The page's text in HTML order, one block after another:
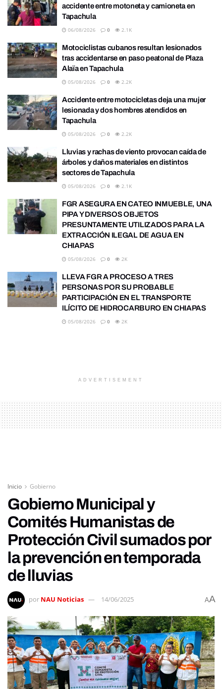
accidente entre motoneta y camioneta en
Tapachula
06/08/2026 0 2.1K
Motociclistas cubanos resultan lesionados
tras accidentarse en paso peatonal de Plaza
Alaïa en Tapachula
05/08/2026 0 2.2K
Accidente entre motocicletas deja una mujer
lesionada y dos hombres atendidos en
Tapachula
05/08/2026 0 2.2K
Lluvias y rachas de viento provocan caída de
árboles y daños materiales en distintos
sectores de Tapachula
05/08/2026 0 2.1K
FGR ASEGURA EN CATEO INMUEBLE, UNA
PIPA Y DIVERSOS OBJETOS
PRESUNTAMENTE UTILIZADOS PARA LA
EXTRACCIÓN ILEGAL DE AGUA EN
CHIAPAS
05/08/2026 0 2K
LLEVA FGR A PROCESO A TRES
PERSONAS POR SU PROBABLE
PARTICIPACIÓN EN EL TRANSPORTE
ILÍCITO DE HIDROCARBURO EN CHIAPAS
05/08/2026 0 2K
ADVERTISEMENT
Inicio Gobierno
Gobierno Municipal y
Comités Humanistas de
Protección Civil sumados por
la prevención en temporada
de lluvias
por NAU Noticias 14/06/2025 AA